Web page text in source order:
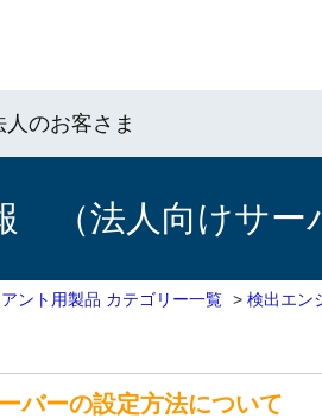
人のお客さま
（法人向けサー
ント用製品 カテゴリー一覧 > 検出エン
バーの設定方法について